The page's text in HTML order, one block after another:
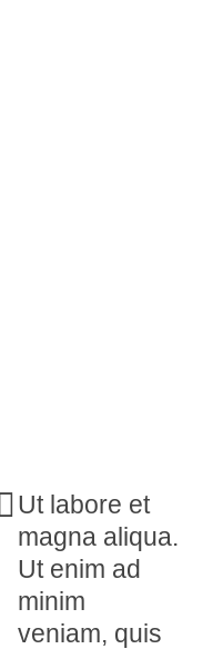
Ut labore et
magna aliqua.
Ut enim ad
minim
veniam, quis